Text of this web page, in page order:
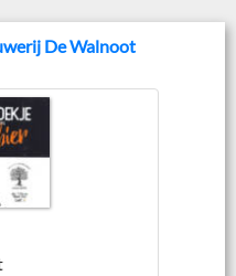
De Walnoot